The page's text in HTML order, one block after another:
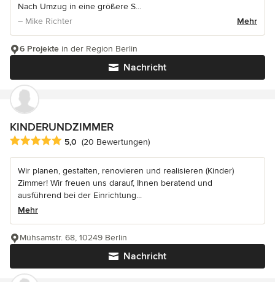
Nach Umzug in eine größere S...
– Mike Richter
Mehr
Nachricht
6 Projekte in der Region Berlin
KINDERUNDZIMMER
Durchschnittliche Bewertung: 5 von 5 Sternen
5,0 (20 Bewertungen)
Wir planen, gestalten, renovieren und realisieren (Kinder)
Zimmer! Wir freuen uns darauf, Ihnen beratend und
ausführend bei der Einrichtung...
Mehr
Nachricht
Mühsamstr. 68, 10249 Berlin